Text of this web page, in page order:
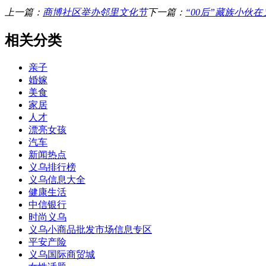
上一篇： 商博社区举办邻里文化节下一篇： “00后”藏族小伙在
相关分类
亲子
婚嫁
美食
家居
人才
漂亮女孩
汽车
新闻热点
义乌排行榜
义乌信息大全
健康生活
中信银行
时尚义乌
义乌小商品批发市场信息专区
平安产险
义乌国际商贸城